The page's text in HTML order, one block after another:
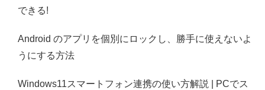
できる!
Android のアプリを個別にロックし、勝手に使えないよ
うにする方法
Windows11スマートフォン連携の使い方解説 | PCでス